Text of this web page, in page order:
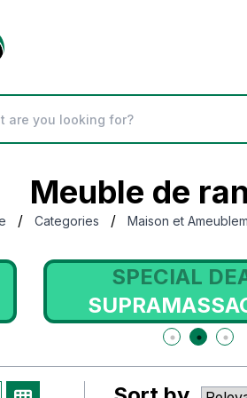
Meuble de
/ Categories / Maison et
SPECIAL